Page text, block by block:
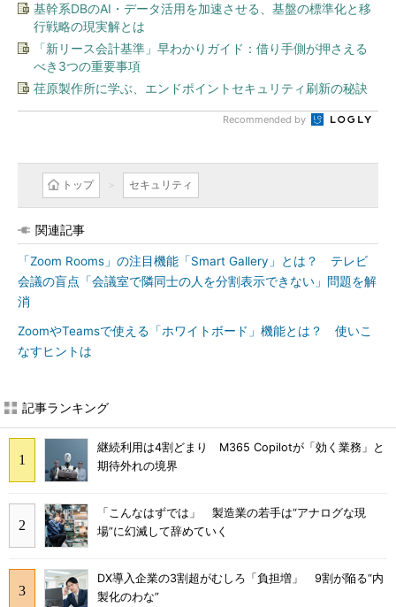
基幹系DBのAI・データ活用を加速させる、基盤の標準化と移
行戦略の現実解とは
「新リース会計基準」早わかりガイド：借り手側が押さえる
べき3つの重要事項
荏原製作所に学ぶ、エンドポイントセキュリティ刷新の秘訣
Recommended by
トップ セキュリティ
関連記事
「Zoom Rooms」の注目機能「Smart Gallery」とは？ テレビ
会議の盲点「会議室で隣同士の人を分割表示できない」問題を解
消
ZoomやTeamsで使える「ホワイトボード」機能とは？ 使いこ
なすヒントは
記事ランキング
継続利用は4割どまり M365 Copilotが「効く業務」と
期待外れの境界
「こんなはずでは」 製造業の若手は“アナログな現
場”に幻滅して辞めていく
DX導入企業の3割超がむしろ「負担増」 9割が陥る“内
製化のわな”